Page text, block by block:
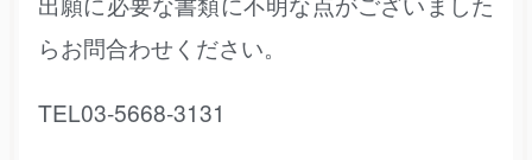
らお問合わせください。
TEL03-5668-3131